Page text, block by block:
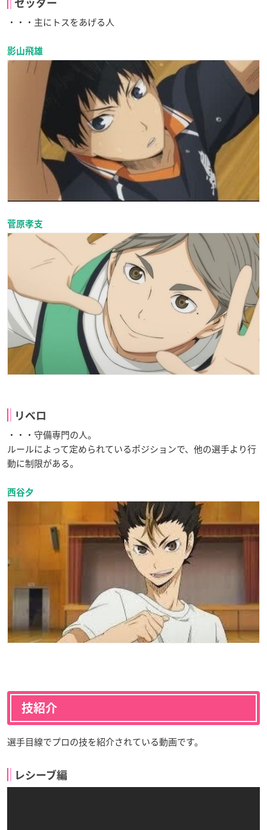
セッター
・・・主にトスをあげる人
影山飛雄
菅原孝支
リベロ
・・・守備専門の人。
ルールによって定められているポジションで、他の選手より行
動に制限がある。
西谷夕
技紹介
選手目線でプロの技を紹介されている動画です。
レシーブ編